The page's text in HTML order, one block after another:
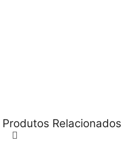
Produtos Relacionados